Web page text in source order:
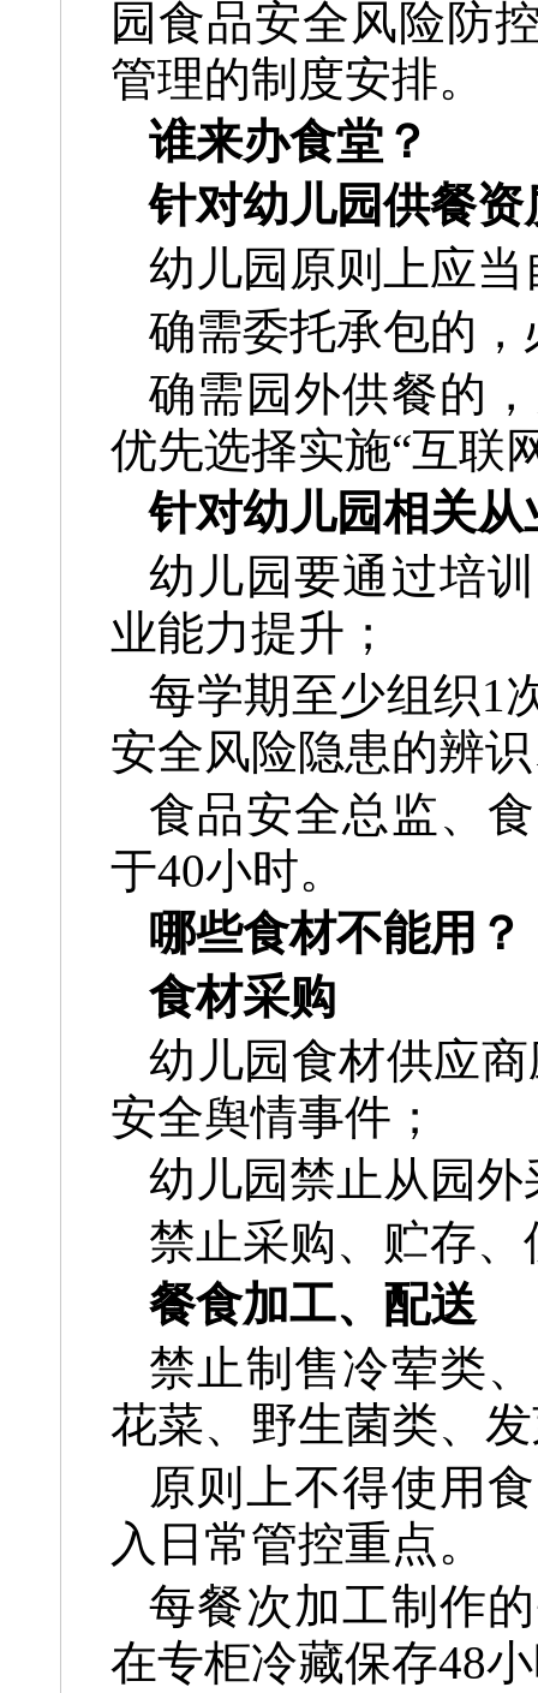
园食品安全风险防
管理的制度安排。
谁来办食堂？
针对幼儿园供餐
幼儿园原则上应
确需委托承包的
确需园外供餐的
优先选择实施“互联
针对幼儿园相关
幼儿园要通过培
业能力提升；
每学期至少组织1
安全风险隐患的辨
食品安全总监、
于40小时。
哪些食材不能用？
食材采购
幼儿园食材供应
安全舆情事件；
幼儿园禁止从园
禁止采购、贮存
餐食加工、配送
禁止制售冷荤类
花菜、野生菌类、
原则上不得使用
入日常管控重点。
每餐次加工制作
在专柜冷藏保存48